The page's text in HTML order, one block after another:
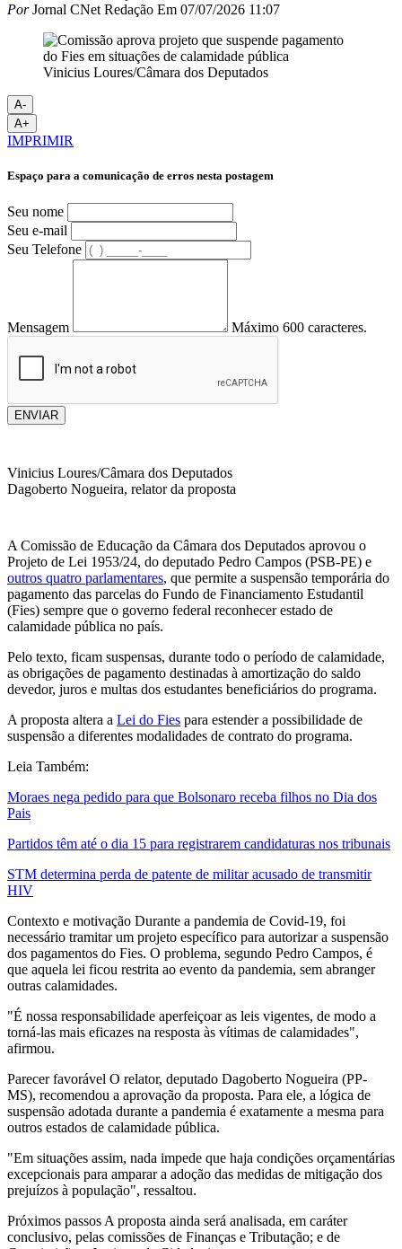
PorJornal CNet Redação Em 07/07/2026 11:07
Vinicius Loures/Câmara dos Deputados
A-
A+
IMPRIMIR
Espaço para a comunicação de erros nesta postagem
Seu nome
Seu e-mail
Seu Telefone
Mensagem Máximo 600 caracteres.
ENVIAR
Vinicius Loures/Câmara dos Deputados
Dagoberto Nogueira, relator da proposta
A Comissão de Educação da Câmara dos Deputados aprovou o
Projeto de Lei 1953/24, do deputado Pedro Campos (PSB-PE) e
outros quatro parlamentares, que permite a suspensão temporária do
pagamento das parcelas do Fundo de Financiamento Estudantil
(Fies) sempre que o governo federal reconhecer estado de
calamidade pública no país.
Pelo texto, ficam suspensas, durante todo o período de calamidade,
as obrigações de pagamento destinadas à amortização do saldo
devedor, juros e multas dos estudantes beneficiários do programa.
A proposta altera a Lei do Fies para estender a possibilidade de
suspensão a diferentes modalidades de contrato do programa.
Leia Também:
Moraes nega pedido para que Bolsonaro receba filhos no Dia dos
Pais
Partidos têm até o dia 15 para registrarem candidaturas nos tribunais
STM determina perda de patente de militar acusado de transmitir
HIV
Contexto e motivação Durante a pandemia de Covid-19, foi
necessário tramitar um projeto específico para autorizar a suspensão
dos pagamentos do Fies. O problema, segundo Pedro Campos, é
que aquela lei ficou restrita ao evento da pandemia, sem abranger
outras calamidades.
"É nossa responsabilidade aperfeiçoar as leis vigentes, de modo a
torná-las mais eficazes na resposta às vítimas de calamidades",
afirmou.
Parecer favorável O relator, deputado Dagoberto Nogueira (PP-
MS), recomendou a aprovação da proposta. Para ele, a lógica de
suspensão adotada durante a pandemia é exatamente a mesma para
outros estados de calamidade pública.
"Em situações assim, nada impede que haja condições orçamentárias
excepcionais para amparar a adoção das medidas de mitigação dos
prejuízos à população", ressaltou.
Próximos passos A proposta ainda será analisada, em caráter
conclusivo, pelas comissões de Finanças e Tributação; e de